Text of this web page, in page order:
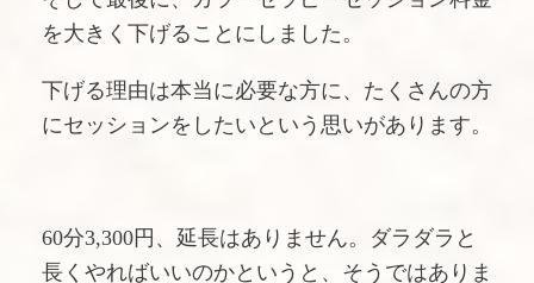
を大きく下げることにしました。
下げる理由は本当に必要な方に、たくさんの方
にセッションをしたいという思いがあります。
60分3,300円、延長はありません。ダラダラと
長くやればいいのかというと、そうではありま